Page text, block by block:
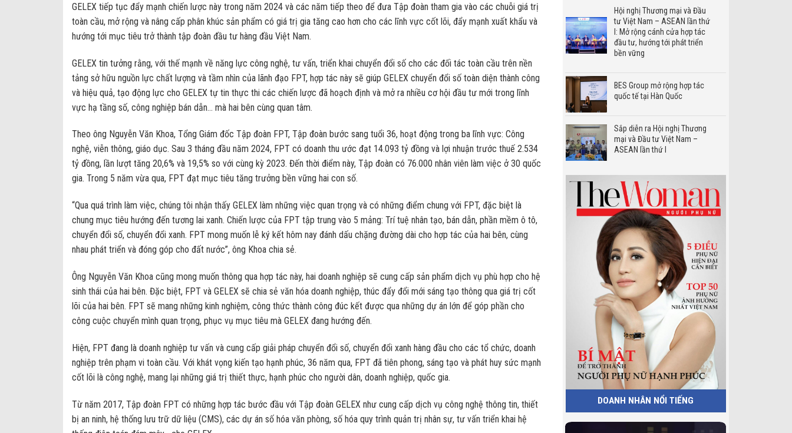
GELEX tiếp tục đẩy mạnh chiến lược này trong năm 2024 và các năm tiếp theo để đưa Tập đoàn tham gia vào các chuỗi giá trị
toàn cầu, mở rộng và nâng cấp phân khúc sản phẩm có giá trị gia tăng cao hơn cho các lĩnh vực cốt lõi, đẩy mạnh xuất khẩu và
hướng tới mục tiêu trở thành tập đoàn đầu tư hàng đầu Việt Nam.
GELEX tin tưởng rằng, với thế mạnh về năng lực công nghệ, tư vấn, triển khai chuyển đổi số cho các đối tác toàn cầu trên nền
tảng sở hữu nguồn lực chất lượng và tầm nhìn của lãnh đạo FPT, hợp tác này sẽ giúp GELEX chuyển đổi số toàn diện thành công
và hiệu quả, tạo động lực cho GELEX tự tin thực thi các chiến lược đã hoạch định và mở ra nhiều cơ hội đầu tư mới trong lĩnh
vực hạ tầng số, công nghiệp bán dẫn… mà hai bên cùng quan tâm.
Theo ông Nguyễn Văn Khoa, Tổng Giám đốc Tập đoàn FPT, Tập đoàn bước sang tuổi 36, hoạt động trong ba lĩnh vực: Công
nghệ, viễn thông, giáo dục. Sau 3 tháng đầu năm 2024, FPT có doanh thu ước đạt 14.093 tỷ đồng và lợi nhuận trước thuế 2.534
tỷ đồng, lần lượt tăng 20,6% và 19,5% so với cùng kỳ 2023. Đến thời điểm này, Tập đoàn có 76.000 nhân viên làm việc ở 30 quốc
gia. Trong 5 năm vừa qua, FPT đạt mục tiêu tăng trưởng bền vững hai con số.
“Qua quá trình làm việc, chúng tôi nhận thấy GELEX làm những việc quan trọng và có những điểm chung với FPT, đặc biệt là
chung mục tiêu hướng đến tương lai xanh. Chiến lược của FPT tập trung vào 5 mảng: Trí tuệ nhân tạo, bán dẫn, phần mềm ô tô,
chuyển đổi số, chuyển đổi xanh. FPT mong muốn lễ ký kết hôm nay đánh dấu chặng đường dài cho hợp tác của hai bên, cùng
nhau phát triển và đóng góp cho đất nước”, ông Khoa chia sẻ.
Ông Nguyễn Văn Khoa cũng mong muốn thông qua hợp tác này, hai doanh nghiệp sẽ cung cấp sản phẩm dịch vụ phù hợp cho hệ
sinh thái của hai bên. Đặc biệt, FPT và GELEX sẽ chia sẻ văn hóa doanh nghiệp, thúc đẩy đổi mới sáng tạo thông qua giá trị cốt
lõi của hai bên. FPT sẽ mang những kinh nghiệm, công thức thành công đúc kết được qua những dự án lớn để góp phần cho
công cuộc chuyển mình quan trọng, phục vụ mục tiêu mà GELEX đang hướng đến.
Hiện, FPT đang là doanh nghiệp tư vấn và cung cấp giải pháp chuyển đổi số, chuyển đổi xanh hàng đầu cho các tổ chức, doanh
nghiệp trên phạm vi toàn cầu. Với khát vọng kiến tạo hạnh phúc, 36 năm qua, FPT đã tiên phong, sáng tạo và phát huy sức mạnh
cốt lõi là công nghệ, mang lại những giá trị thiết thực, hạnh phúc cho người dân, doanh nghiệp, quốc gia.
Từ năm 2017, Tập đoàn FPT có những hợp tác bước đầu với Tập đoàn GELEX như cung cấp dịch vụ công nghệ thông tin, thiết
bị an ninh, hệ thống lưu trữ dữ liệu (CMS), các dự án số hóa văn phòng, số hóa quy trình quản trị nhân sự, tư vấn triển khai hệ
Hội nghị Thương mại và Đầu
tư Việt Nam – ASEAN lần thứ
I: Mở rộng cánh cửa hợp tác
đầu tư, hướng tới phát triển
bền vững
BES Group mở rộng hợp tác
quốc tế tại Hàn Quốc
Sắp diễn ra Hội nghị Thương
mại và Đầu tư Việt Nam –
ASEAN lần thứ I
DOANH NHÂN NỔI TIẾNG